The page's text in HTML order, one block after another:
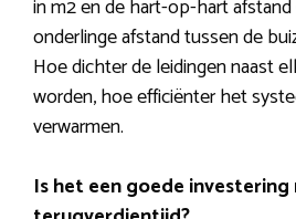
in m2 en de hart-op-hart afstand
onderlinge afstand tussen de
Hoe dichter de leidingen naast
worden, hoe efficiënter het
verwarmen.
Is het een goede